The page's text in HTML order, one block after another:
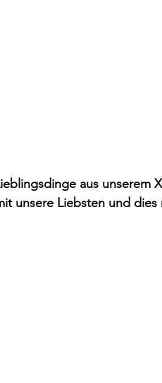
aus unserem
unsere Liebsten und dies